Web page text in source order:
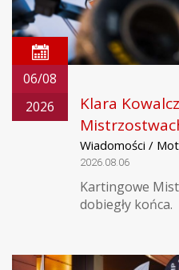
06/08
2026
Klara
Wiadomości /
2026.08.06
Kartingowe
dobiegły końca.